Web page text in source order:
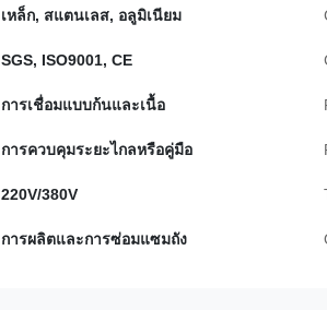
เหล็ก, สแตนเลส, อลูมิเนียม
SGS, ISO9001, CE
การเชื่อมแบบก้นและเนื้อ
การควบคุมระยะไกลหรือคู่มือ
220V/380V
การผลิตและการซ่อมแซมถัง